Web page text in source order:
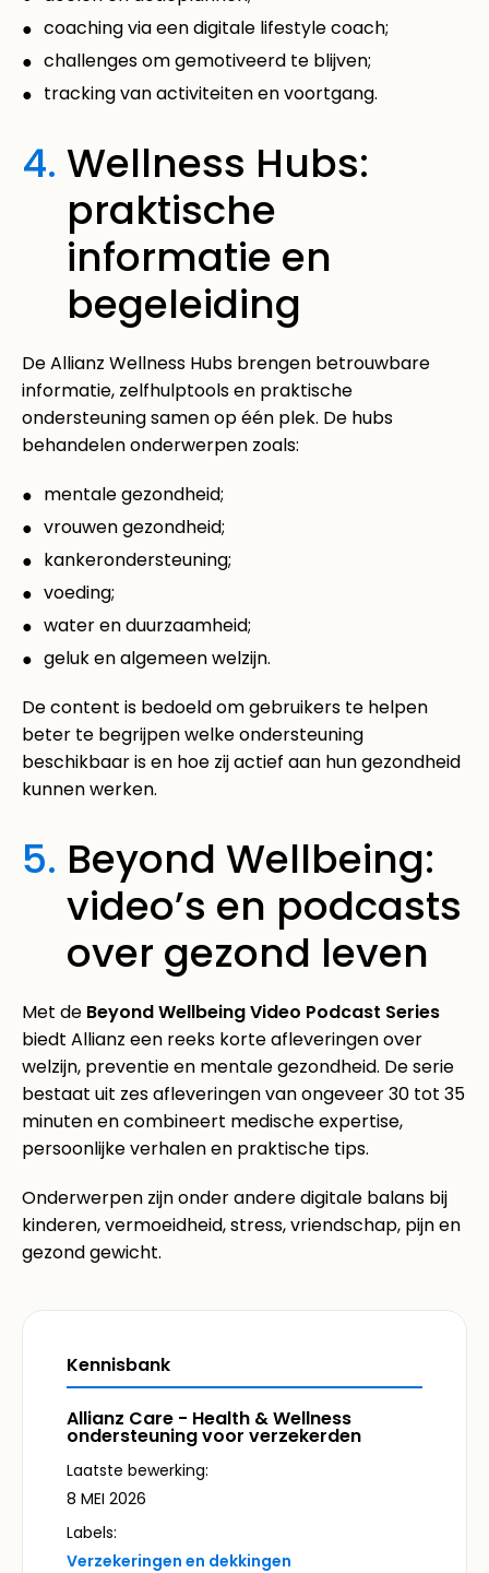
coaching via een digitale lifestyle coach;
challenges om gemotiveerd te blijven;
tracking van activiteiten en voortgang.
4. Wellness Hubs:
praktische
informatie en
begeleiding
De Allianz Wellness Hubs brengen betrouwbare
informatie, zelfhulptools en praktische
ondersteuning samen op één plek. De hubs
behandelen onderwerpen zoals:
mentale gezondheid;
vrouwen gezondheid;
kankerondersteuning;
voeding;
water en duurzaamheid;
geluk en algemeen welzijn.
De content is bedoeld om gebruikers te helpen
beter te begrijpen welke ondersteuning
beschikbaar is en hoe zij actief aan hun gezondheid
kunnen werken.
5. Beyond Wellbeing:
video’s en podcasts
over gezond leven
Met de Beyond Wellbeing Video Podcast Series
biedt Allianz een reeks korte afleveringen over
welzijn, preventie en mentale gezondheid. De serie
bestaat uit zes afleveringen van ongeveer 30 tot 35
minuten en combineert medische expertise,
persoonlijke verhalen en praktische tips.
Onderwerpen zijn onder andere digitale balans bij
kinderen, vermoeidheid, stress, vriendschap, pijn en
gezond gewicht.
Kennisbank
Allianz Care - Health & Wellness
ondersteuning voor verzekerden
Laatste bewerking:
8 MEI 2026
Labels:
Verzekeringen en dekkingen